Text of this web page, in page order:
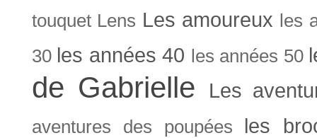
touquet Lens Les amoureux les
30 les années 40 les années 50
de Gabrielle Les
aventures des poupées les